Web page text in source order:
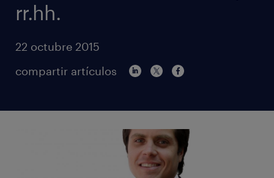
rr.hh.
22 octubre 2015
compartir artículos